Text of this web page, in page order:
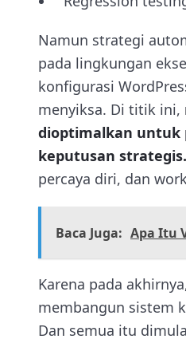
Namun strategi
pada lingkungan
konfigurasi
menyiksa. Di titik ini,
dioptimalkan untuk
keputusan strategis.
percaya diri, dan
Baca Juga: Apa Itu
Karena pada
membangun sistem
Dan semua itu